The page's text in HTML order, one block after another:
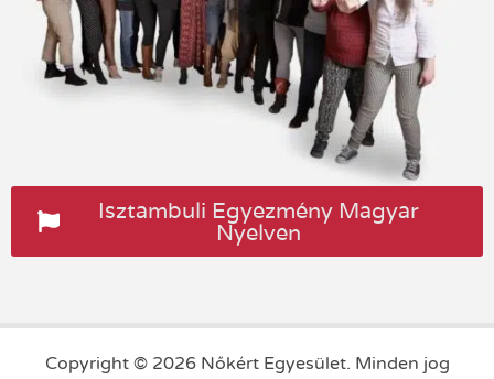
Isztambuli Egyezmény Magyar
Nyelven
Copyright © 2026 Nőkért Egyesület. Minden jog